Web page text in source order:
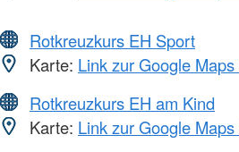
Rotkreuzkurs EH Sport
Karte: Link zur Google
Rotkreuzkurs EH am Kind
Karte: Link zur Google